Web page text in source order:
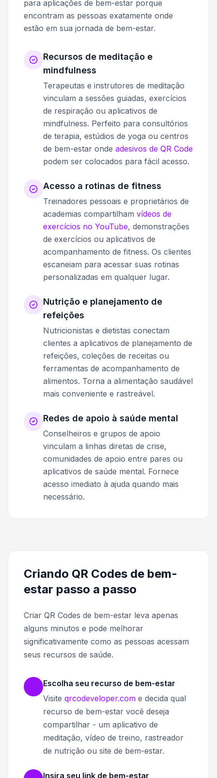
para aplicações de bem-estar porque
encontram as pessoas exatamente onde
estão em sua jornada de bem-estar.
Recursos de meditação e
mindfulness
Terapeutas e instrutores de meditação
vinculam a sessões guiadas, exercícios
de respiração ou aplicativos de
mindfulness. Perfeito para consultórios
de terapia, estúdios de yoga ou centros
de bem-estar onde adesivos de QR Code
podem ser colocados para fácil acesso.
Acesso a rotinas de fitness
Treinadores pessoais e proprietários de
academias compartilham vídeos de
exercícios no YouTube, demonstrações
de exercícios ou aplicativos de
acompanhamento de fitness. Os clientes
escaneiam para acessar suas rotinas
personalizadas em qualquer lugar.
Nutrição e planejamento de
refeições
Nutricionistas e dietistas conectam
clientes a aplicativos de planejamento de
refeições, coleções de receitas ou
ferramentas de acompanhamento de
alimentos. Torna a alimentação saudável
mais conveniente e rastreável.
Redes de apoio à saúde mental
Conselheiros e grupos de apoio
vinculam a linhas diretas de crise,
comunidades de apoio entre pares ou
aplicativos de saúde mental. Fornece
acesso imediato à ajuda quando mais
necessário.
Criando QR Codes de bem-
estar passo a passo
Criar QR Codes de bem-estar leva apenas
alguns minutos e pode melhorar
significativamente como as pessoas acessam
seus recursos de saúde.
Escolha seu recurso de bem-estar
Visite qrcodeveloper.com e decida qual
recurso de bem-estar você deseja
compartilhar - um aplicativo de
meditação, vídeo de treino, rastreador
de nutrição ou site de bem-estar.
Insira seu link de bem-estar